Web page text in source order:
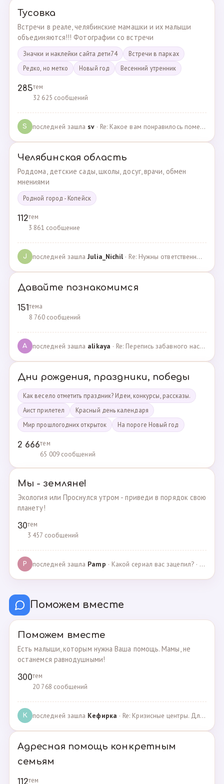
Тусовка
Встречи в реале, челябинские мамашки и их малыши
объединяются!!! Фотографии со встречи
Значки и наклейки сайта дети74
Встречи в парках
Редко, но метко
Новый год Весенний утренник
285тем
32 625 сообщений
S последней зашла sv· Re: Какое вам понравилось помещения для проведения … · 07.05.2025
Челябинская область
Роддома, детские сады, школы, досуг, врачи, обмен
мнениями
Родной город - Копейск
112тем
3 861 сообщение
J последней зашлаJulia_Nichil· Re: Нужны ответственные и любящие детей сотрудники … · 22.07.2024
Давайте познакомимся
151тема
8 760 сообщений
A последней зашла alikaya · Re: Перепись забавного населения!!! · 09.09.2023
Дни рождения, праздники, победы
Как весело отметить праздник? Идеи, конкурсы, рассказы.
Аист прилетел
Красный день календаря
Мир прошлогодних открыток
На пороге Новый год
2 666тем
65 009 сообщений
Мы - земляне!
Экология или Проснулся утром - приведи в порядок свою
планету!
30тем
3 457 сообщений
P последней зашла Pamp · Какой сериал вас зацепил? · 07.05.2025
Поможем вместе
Поможем вместе
Есть малыши, которым нужна Ваша помощь. Мамы, не
останемся равнодушными!
300тем
20 768 сообщений
К последней зашла Кефирка · Re: Кризисные центры. Для женщин, попавших в трудн… · 06.03.2022
Адресная помощь конкретным
семьям
112тем